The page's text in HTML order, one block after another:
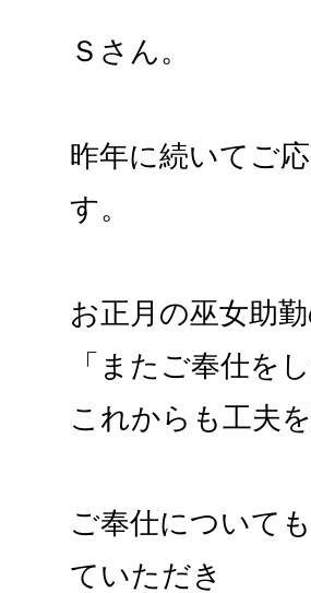
Ｓさん。
昨年に続いてご
す。
お正月の巫女助
「またご奉仕を
これからも工夫
ご奉仕について
ていただき